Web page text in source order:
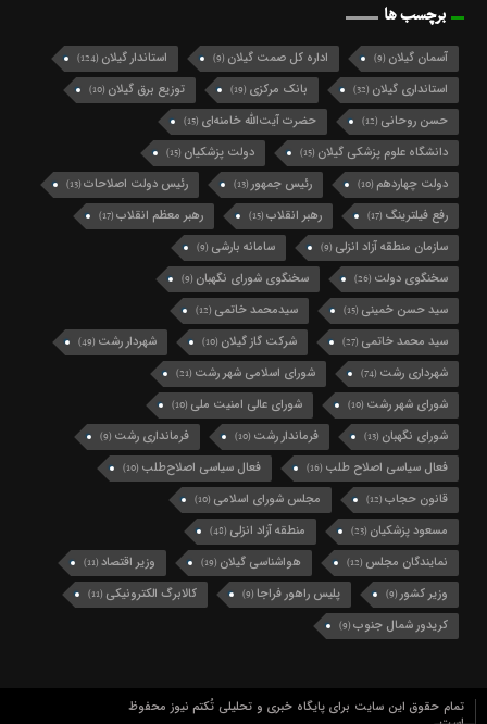
برچسب ها
آسمان گیلان (9) اداره کل صمت گیلان (9) استاندار گیلان (124)
استانداری گیلان (32) بانک مرکزی (19) توزیع برق گیلان (10)
حسن روحانی (12) حضرت آیت‌الله خامنه‌ای (15)
دانشگاه علوم پزشکی گیلان (15) دولت پزشکیان (15)
دولت چهاردهم (10) رئیس جمهور(13) رئیس دولت اصلاحات(13)
رفع فیلترینگ (17) رهبر انقلاب(15) رهبر معظم انقلاب(17)
سازمان منطقه آزاد انزلی (9) سامانه بارشی (9)
سخنگوی دولت (26) سخنگوی شورای نگهبان (9)
سید حسن خمینی (15) سیدمحمد خاتمی (12)
سید محمد خاتمی (27) شرکت گاز گیلان (10) شهردار رشت (49)
شهرداری رشت (74) شورای اسلامی شهر رشت (21)
شورای شهر رشت (10) شورای عالی امنیت ملی (10)
شورای نگهبان (13) فرماندار رشت (10) فرمانداری رشت (9)
فعال سیاسی اصلاح طلب (16) فعال سیاسی اصلاح‌طلب (10)
قانون حجاب(12) مجلس شورای اسلامی (10)
مسعود پزشکیان (23) منطقه آزاد انزلی (48)
نمایندگان مجلس (12) هواشناسی گیلان (19) وزیر اقتصاد(11)
وزیر کشور(9) پلیس راهور فراجا (9) کالابرگ الکترونیکی (11)
کریدور شمال جنوب(9)
تمام حقوق این سایت برای پایگاه خبری و تحلیلی تُکتم نیوز محفوظ